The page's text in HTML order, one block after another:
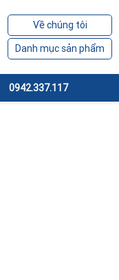
Về chúng tôi
Danh mục sản phẩm
0942.337.117